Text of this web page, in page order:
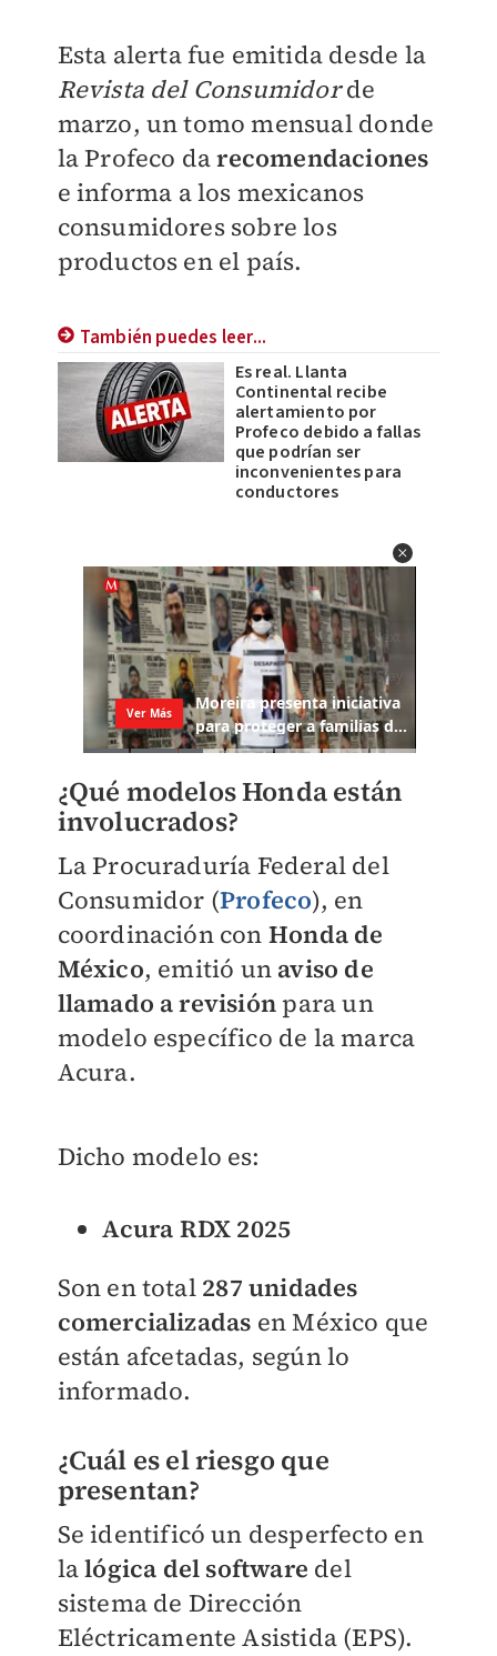
Esta alerta fue emitida desde la
Revista del Consumidorde
marzo, un tomo mensual donde
la Profeco darecomendaciones
e informa a los mexicanos
consumidores sobre los
productos en el país.
También puedes leer...
Es real. Llanta
Continental recibe
alertamiento por
Profeco debido a fallas
que podrían ser
inconvenientes para
conductores
¿Qué modelos Honda están
involucrados?
La Procuraduría Federal del
Consumidor (Profeco), en
coordinación con Honda de
México, emitió un aviso de
llamado a revisión para un
modelo específico de la marca
Acura.
Dicho modelo es:
Acura RDX 2025
Son en total 287 unidades
comercializadas en México que
están afcetadas, según lo
informado.
¿Cuál es el riesgo que
presentan?
Se identificó un desperfecto en
lalógica del software del
sistema de Dirección
Eléctricamente Asistida (EPS).